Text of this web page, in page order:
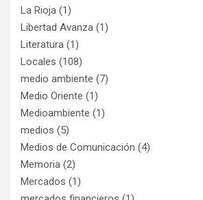
La Rioja (1)
Libertad Avanza (1)
Literatura (1)
Locales (108)
medio ambiente (7)
Medio Oriente (1)
Medioambiente (1)
medios (5)
Medios de Comunicación (4)
Memoria (2)
Mercados (1)